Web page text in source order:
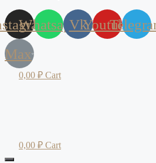
WhatsappVkYoutube
Max
0,00 ₽ Cart
0,00 ₽ Cart